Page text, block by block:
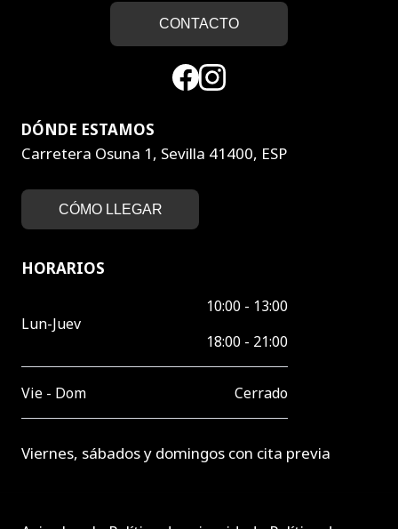
CONTACTO
DÓNDE ESTAMOS
Carretera Osuna 1, Sevilla 41400, ESP
CÓMO LLEGAR
HORARIOS
Lun-Juev
10:00 - 13:00
18:00 - 21:00
Vie - Dom Cerrado
Viernes, sábados y domingos con cita previa